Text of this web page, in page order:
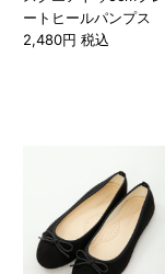
ートヒールパンプス
2,480円 税込